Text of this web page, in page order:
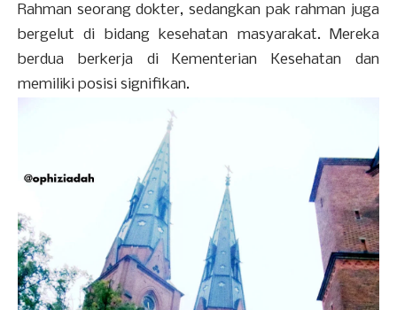
Rahman seorang dokter, sedangkan pak rahman juga
bergelut di bidang kesehatan masyarakat. Mereka
berdua berkerja di Kementerian Kesehatan dan
memiliki posisi signifikan.